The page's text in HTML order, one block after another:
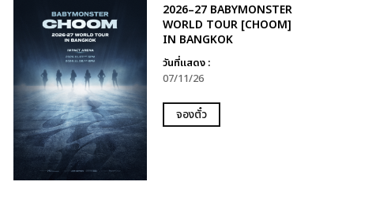
2026–27 BABYMONSTER
WORLD TOUR [CHOOM]
IN BANGKOK
วันที่แสดง :
07/11/26
จองตั๋ว